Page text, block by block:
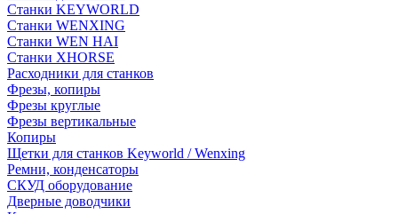
Станки KEYWORLD
Станки WENXING
Станки WEN HAI
Станки XHORSE
Расходники для станков
Фрезы, копиры
Фрезы круглые
Фрезы вертикальные
Копиры
Щетки для станков Keyworld / Wenxing
Ремни, конденсаторы
СКУД оборудование
Дверные доводчики